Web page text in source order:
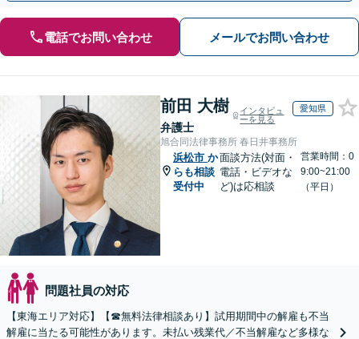
電話でお問い合わせ メールでお問い合わせ
前田 大樹
弁護士
インタビュ
ーを見る
愛知県
旭合同法律事務所 春日井事務所
浜松市 か
らも相談
受付中
面談方法(対面・
電話・ビデオな
ど)は応相談
営業時間：0
9:00~21:00
（平日）
問題社員の対応
【東海エリア対応】【☎︎無料法律相談あり】試用期間中の解雇も不当
解雇に当たる可能性があります。未払い残業代／不当解雇など多様な